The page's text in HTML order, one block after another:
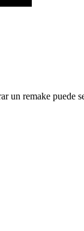
un remake puede